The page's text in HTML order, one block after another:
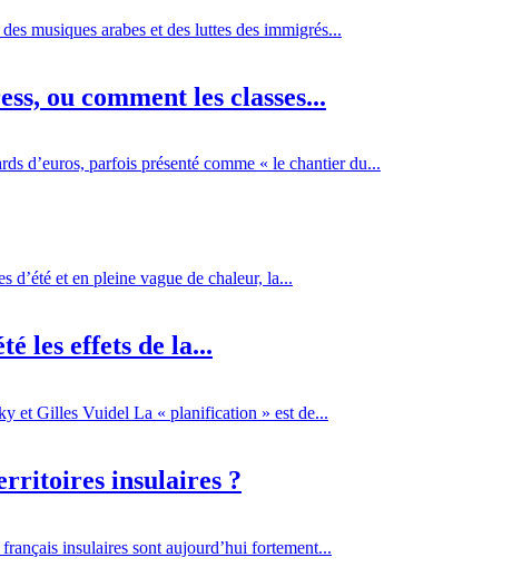
musiques arabes et des luttes des immigrés...
ou comment les classes...
d’euros, parfois présenté comme « le chantier du...
d’été et en pleine vague de chaleur, la...
les effets de la...
et Gilles Vuidel La « planification » est de...
insulaires ?
insulaires sont aujourd’hui fortement...